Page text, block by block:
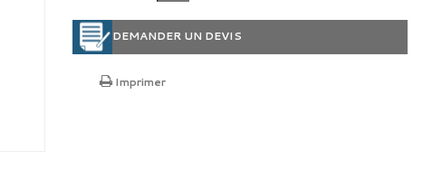
DEMANDER UN DEVIS
Imprimer